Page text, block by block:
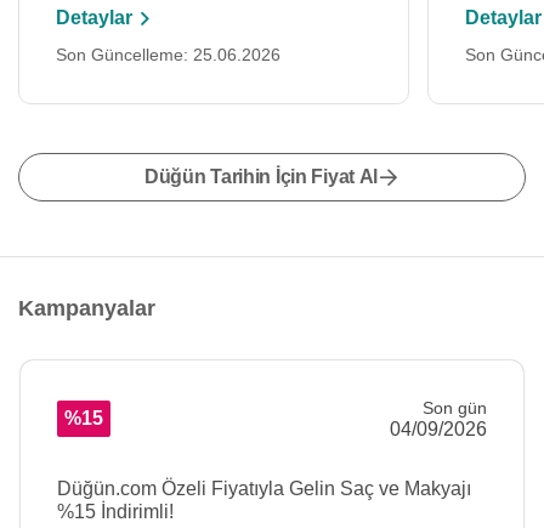
Detaylar
Son Güncelleme: 25.06.2026
Detaylar
Son
Düğün Tarihin İçin Fiyat Al
Kampanyalar
%15 Son gün
04/09/2026
Düğün.com Özeli Fiyatıyla Gelin Saç ve Makyajı
%15 İndirimli!